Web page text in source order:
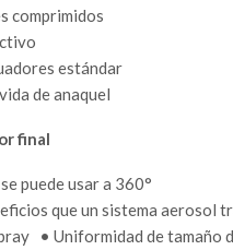
comprimidos
estándar
de anaquel
final
puede usar a 360°
que un sistema aerosol
• Uniformidad de tamaño